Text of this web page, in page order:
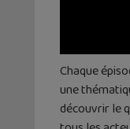
Chaque
une
découvrir le